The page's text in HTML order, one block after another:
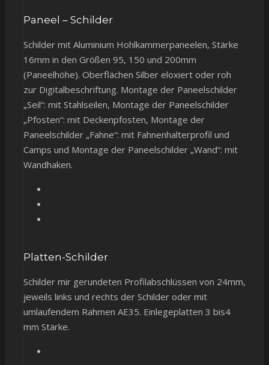
Paneel – Schilder
Schilder mit Aluminium Hohlkammerpaneelen, Stärke
16mm in den Größen 95, 150 und 200mm
(Paneelhöhe). Oberflächen Silber eloxiert oder roh
zur Digitalbeschriftung. Montage der Paneelschilder
„Seil“: mit Stahlseilen, Montage der Paneelschilder
„Pfosten“: mit Deckenpfosten, Montage der
Paneelschilder „Fahne“: mit Fahnenhalterprofil und
Camps und Montage der Paneelschilder „Wand“: mit
Wandhaken.
Platten-Schilder
Schilder mir gerundeten Profilabschlüssen von 24mm,
jeweils links und rechts der Schilder oder mit
umlaufendem Rahmen AE35. Einlegeplatten 3 bis4
mm Stärke.